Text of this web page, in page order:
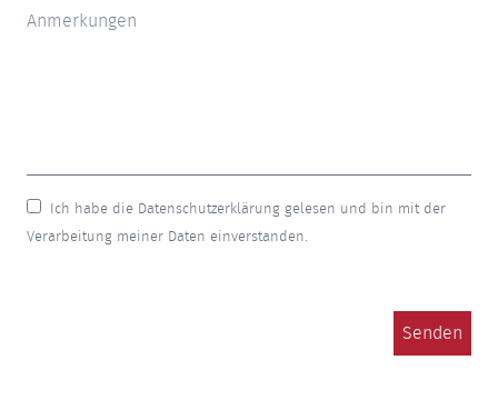
Ich habe die Datenschutzerklärung gelesen und bin mit der
Verarbeitung meiner Daten einverstanden.